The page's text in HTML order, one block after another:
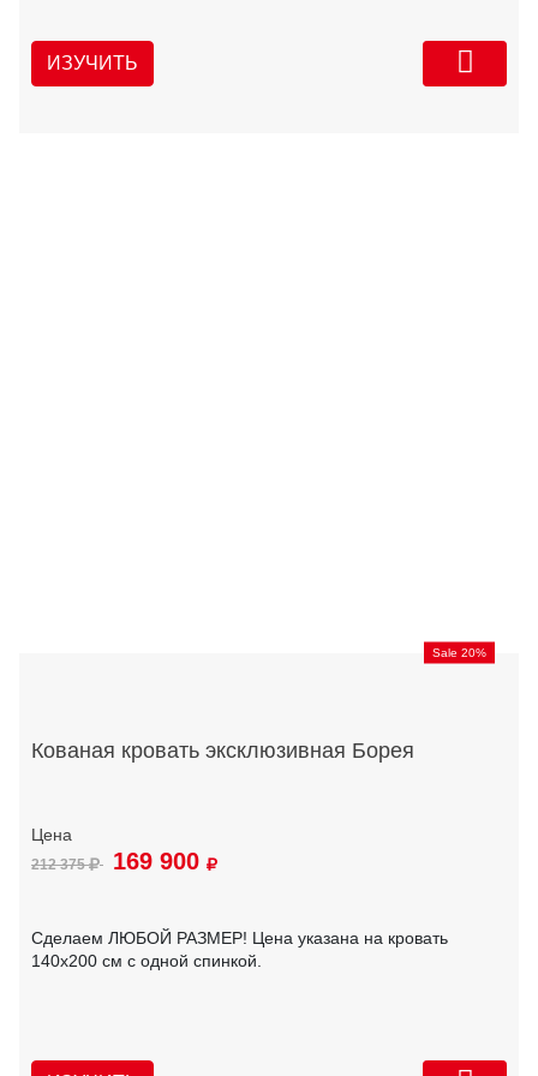
ИЗУЧИТЬ
Sale 20%
Кованая кровать эксклюзивная Борея
212 375 169 900
Сделаем ЛЮБОЙ РАЗМЕР! Цена указана на кровать
140х200 см с одной спинкой.